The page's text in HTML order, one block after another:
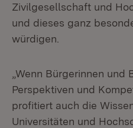
Zivilgesellschaft und
und dieses ganz
würdigen.
„Wenn Bürgerinnen
Perspektiven und
profitiert auch die
Universitäten und